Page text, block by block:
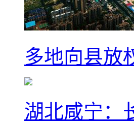
多地向县放
湖北咸宁：